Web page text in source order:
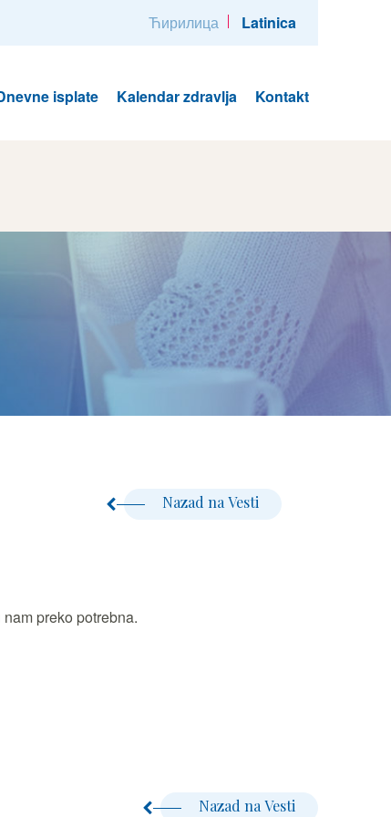
Ћирилица Latinica
isplate Kalendar zdravlja Kontakt
Nazad na Vesti
preko potrebna.
Nazad na Vesti